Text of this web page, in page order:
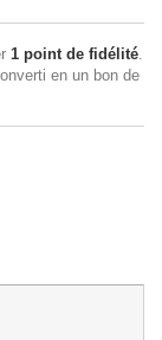
1 point de fidélité.
en un bon de